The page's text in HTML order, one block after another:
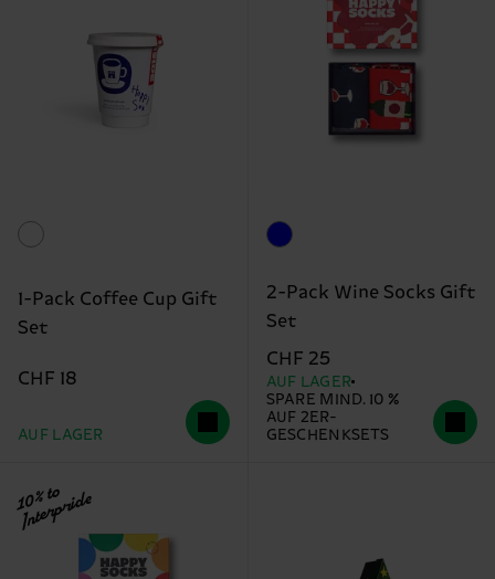
1-Pack Coffee Cup Gift
Set
CHF 18
AUF LAGER
2-Pack Wine Socks Gift
Set
CHF 25
AUF LAGER
SPARE MIND. 10 %
AUF 2ER-
GESCHENKSETS
10% to
Interpride